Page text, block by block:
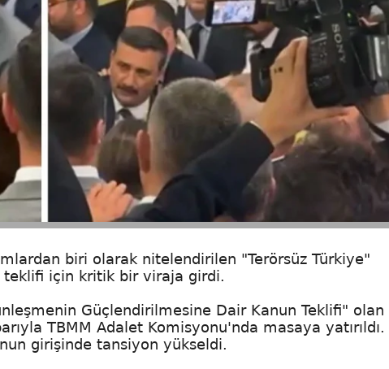
biri olarak nitelendirilen "Terörsüz Türkiye"
teklifi için kritik bir viraja girdi.
Güçlendirilmesine Dair Kanun Teklifi" olan
TBMM Adalet Komisyonu'nda masaya yatırıldı.
girişinde tansiyon yükseldi.